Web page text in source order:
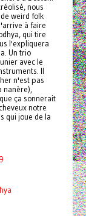
nous
weird folk
à faire
qui tire
l'expliquera
Un trio
avec le
Il
n'est pas
nanère),
ça sonnerait
notre
qui joue de la